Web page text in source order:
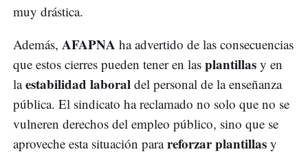
muy drástica.
Además, AFAPNA ha advertido de las consecuencias
que estos cierres pueden tener en las plantillas y en
laestabilidad laboral del personal de la enseñanza
pública. El sindicato ha reclamado no solo que no se
vulneren derechos del empleo público, sino que se
aproveche esta situación parareforzar plantillas y